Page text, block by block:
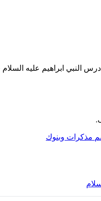
ابراهيم عليه السلام في
مذكرات وبنوك